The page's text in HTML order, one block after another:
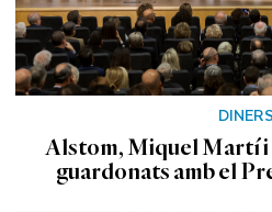
DINERS
Alstom, Miquel Martí
guardonats amb el